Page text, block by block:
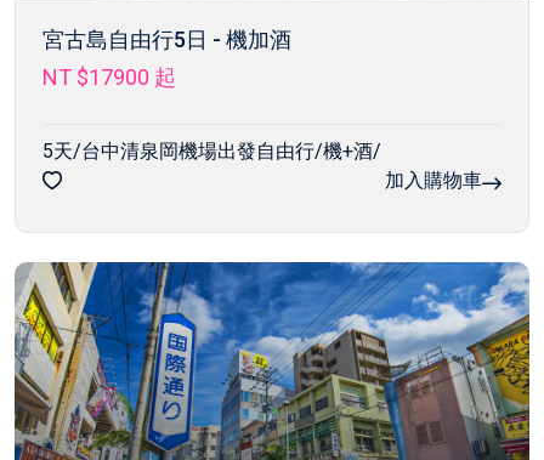
宮古島自由行5日 - 機加酒
NT $17900 起
5天/台中清泉岡機場出發自由行/機+酒/
加入購物車